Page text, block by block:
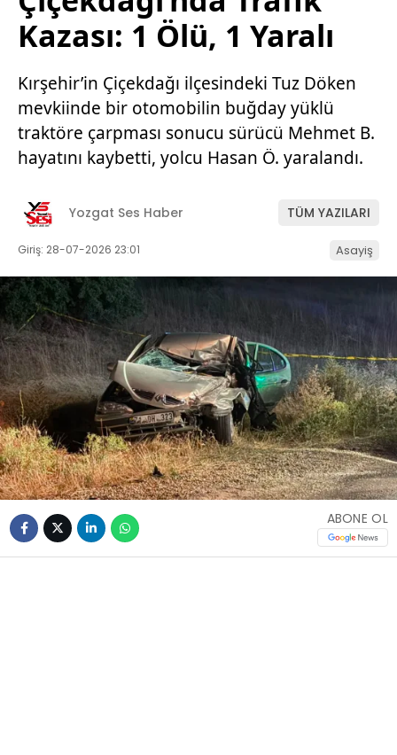
Kazası: 1 Ölü, 1 Yaralı
Kırşehir’in Çiçekdağı ilçesindeki Tuz Döken
mevkiinde bir otomobilin buğday yüklü
traktöre çarpması sonucu sürücü Mehmet B.
hayatını kaybetti, yolcu Hasan Ö. yaralandı.
Yozgat Ses Haber TÜM YAZILARI
Giriş: 28-07-2026 23:01 Asayiş
ABONE OL